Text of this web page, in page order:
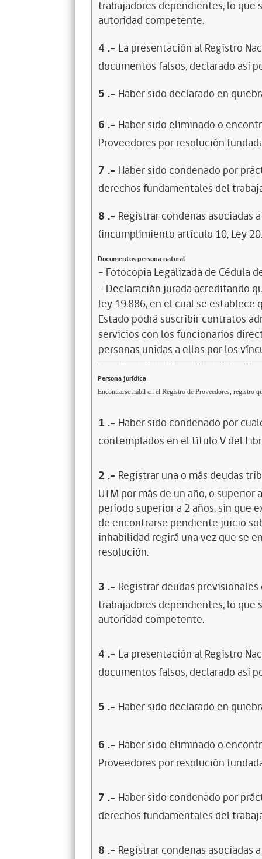
trabajadores dependientes, lo
autoridad competente.
4 .- La presentación al Registro
documentos falsos, declarado así
5 .- Haber sido declarado en
6 .- Haber sido eliminado o
Proveedores por resolución
7 .- Haber sido condenado por
derechos fundamentales del
8 .- Registrar condenas asociadas
(incumplimiento artículo 10, Ley
Documentos persona natural
- Fotocopia Legalizada de Cédula
- Declaración jurada acreditando
ley 19.886, en el cual se
Estado podrá suscribir contratos
servicios con los funcionarios
personas unidas a ellos por los
Persona jurídica
Encontrarse hábil en el Registro de Proveedores, registro
1 .- Haber sido condenado por
contemplados en el título V del
2 .- Registrar una o más deudas
UTM por más de un año, o
período superior a 2 años, sin que
de encontrarse pendiente juicio
inhabilidad regirá una vez que se
resolución.
3 .- Registrar deudas
trabajadores dependientes, lo
autoridad competente.
4 .- La presentación al Registro
documentos falsos, declarado así
5 .- Haber sido declarado en
6 .- Haber sido eliminado o
Proveedores por resolución
7 .- Haber sido condenado por
derechos fundamentales del
8 .- Registrar condenas asociadas